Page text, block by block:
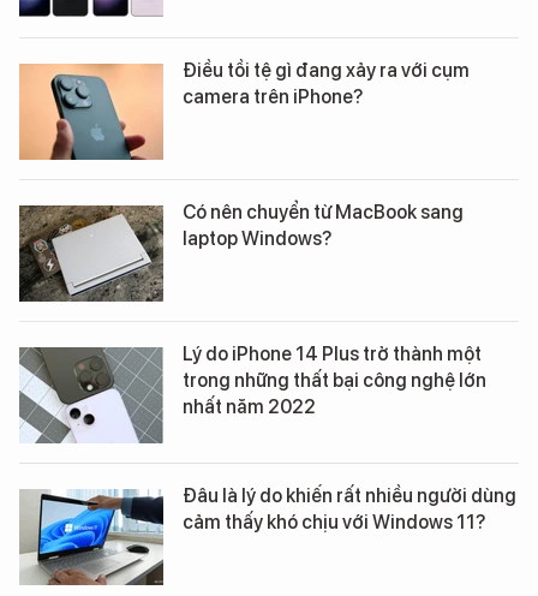
Điều tồi tệ gì đang xảy ra với cụm
camera trên iPhone?
Có nên chuyển từ MacBook sang
laptop Windows?
Lý do iPhone 14 Plus trở thành một
trong những thất bại công nghệ lớn
nhất năm 2022
Đâu là lý do khiến rất nhiều người dùng
cảm thấy khó chịu với Windows 11?